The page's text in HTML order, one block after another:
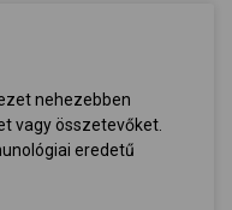
nehezebben
vagy összetevőket.
eredetű